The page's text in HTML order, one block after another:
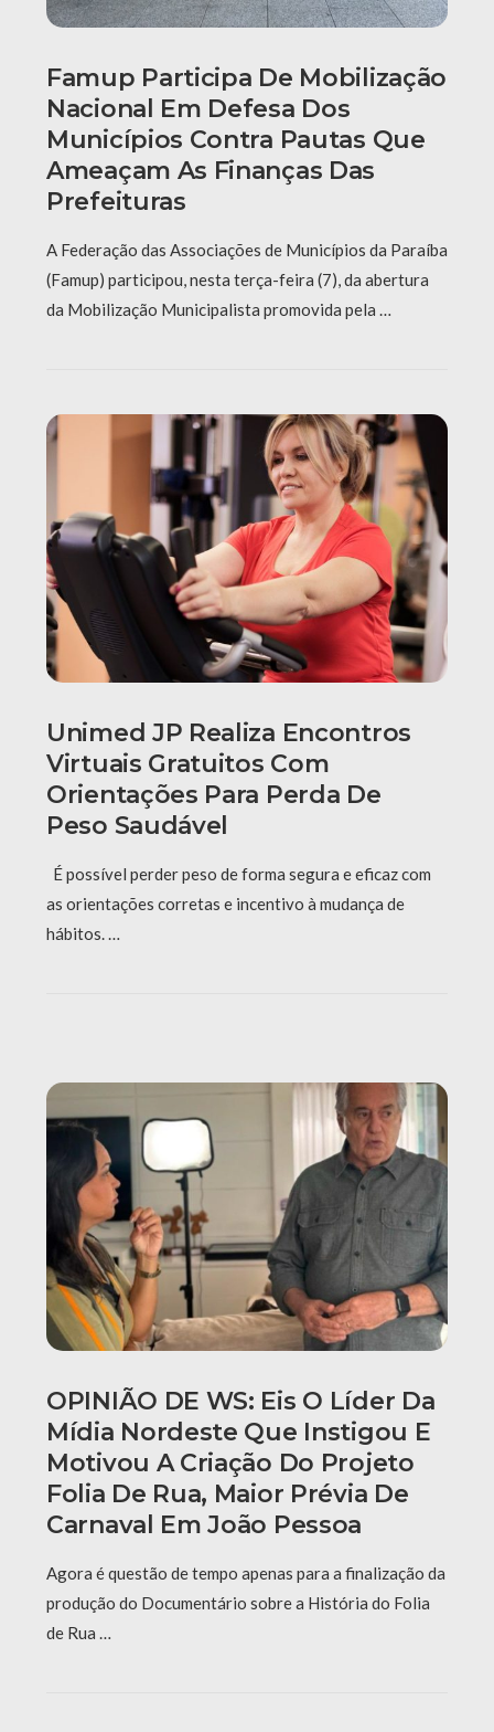
Famup Participa De Mobilização
Nacional Em Defesa Dos
Municípios Contra Pautas Que
Ameaçam As Finanças Das
Prefeituras
A Federação das Associações de Municípios da Paraíba
(Famup) participou, nesta terça-feira (7), da abertura
da Mobilização Municipalista promovida pela …
Unimed JP Realiza Encontros
Virtuais Gratuitos Com
Orientações Para Perda De
Peso Saudável
É possível perder peso de forma segura e eficaz com
as orientações corretas e incentivo à mudança de
hábitos. …
OPINIÃO DE WS: Eis O Líder Da
Mídia Nordeste Que Instigou E
Motivou A Criação Do Projeto
Folia De Rua, Maior Prévia De
Carnaval Em João Pessoa
Agora é questão de tempo apenas para a finalização da
produção do Documentário sobre a História do Folia
de Rua …